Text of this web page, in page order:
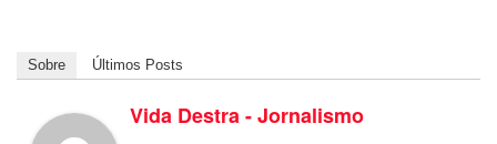
Sobre Últimos Posts
Vida Destra - Jornalismo